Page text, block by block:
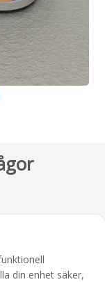
din enhet säker,